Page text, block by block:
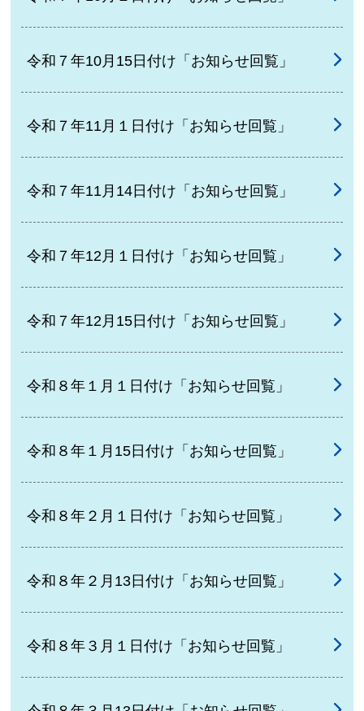
令和７年10月15日付け「お知らせ回覧」
令和７年11月１日付け「お知らせ回覧」
令和７年11月14日付け「お知らせ回覧」
令和７年12月１日付け「お知らせ回覧」
令和７年12月15日付け「お知らせ回覧」
令和８年１月１日付け「お知らせ回覧」
令和８年１月15日付け「お知らせ回覧」
令和８年２月１日付け「お知らせ回覧」
令和８年２月13日付け「お知らせ回覧」
令和８年３月１日付け「お知らせ回覧」